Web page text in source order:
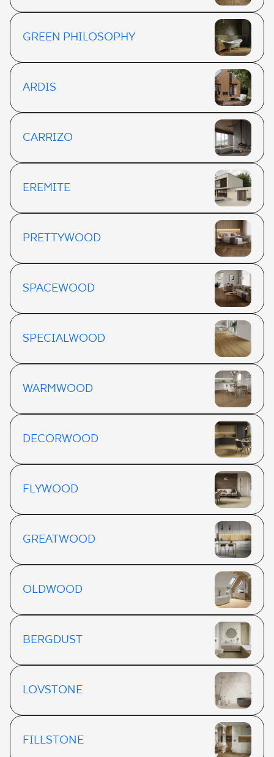
GREEN PHILOSOPHY
ARDIS
CARRIZO
EREMITE
PRETTYWOOD
SPACEWOOD
SPECIALWOOD
WARMWOOD
DECORWOOD
FLYWOOD
GREATWOOD
OLDWOOD
BERGDUST
LOVSTONE
FILLSTONE